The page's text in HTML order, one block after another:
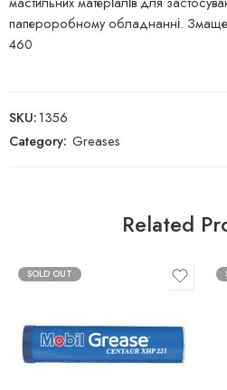
папероробному обладнанні.
460
SKU:1356
Category: Greases
Related
SOLD OUT